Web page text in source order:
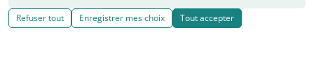
Refuser tout Enregistrer mes choix Tout accepter